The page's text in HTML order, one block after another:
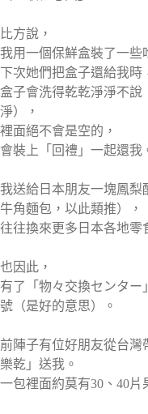
比方說，
我用一個保鮮盒裝了一些
下次她們把盒子還給我時
盒子會洗得乾乾淨淨不說
淨），
裡面絕不會是空的，
會裝上「回禮」一起還我
我送給日本朋友一塊鳳梨
牛角麵包，以此類推），
往往換來更多日本各地零
也因此，
有了「物々交換センタ
號（是好的意思）。
前陣子有位好朋友從台灣
樂乾」送我。
一包裡面約莫有30、40片